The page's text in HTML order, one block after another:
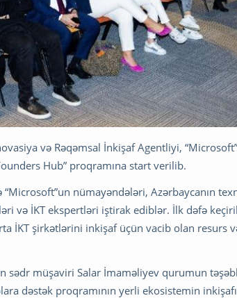
və Rəqəmsal İnkişaf Agentliyi,
Hub” proqramına start verilib.
nümayəndələri, Azərbaycanın
və İKT ekspertləri iştirak ediblər. İlk dəfə
İKT şirkətlərini inkişaf üçün vacib olan resurs
sədr müşaviri Salar İmaməliyev qurumun
dəstək proqramının yerli ekosistemin